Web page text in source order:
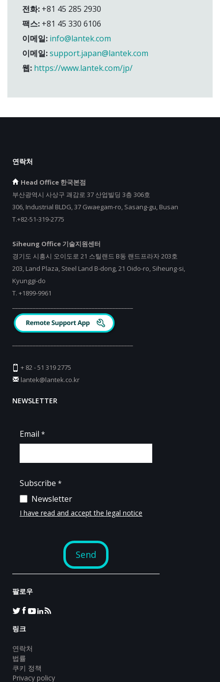
전화: +81 45 285 2930
팩스: +81 45 330 6106
이메일: info@lantek.com
이메일:support.japan@lantek.com
웹: https://www.lantek.com/jp/
연락처
Head Office 한국본점
부산광역시 사상구 괘감로 37 산업빌딩 3층 306호
306, Industrial BLDG, 37 Gwaegam-ro, Sasang-gu, Busan
T.+82-51-319-2775
Siheung Office 기술지원센터
경기도 시흥시 오이도로 21 스틸랜드 B동 랜드프라자 203호
203, Land Plaza, Steel Land B-dong, 21 Oido-ro, Siheung-si,
Kyunggi-do
T. +1899-9961
+ 82 - 51 319 2775
lantek@lantek.co.kr
NEWSLETTER
팔로우
링크
연락처
법률
쿠키 정책
Privacy policy